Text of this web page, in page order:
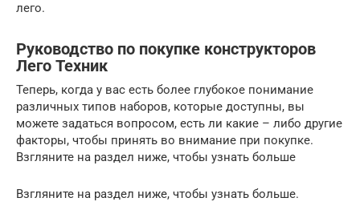
лего.
Руководство по покупке конструкторов
Лего Техник
Теперь, когда у вас есть более глубокое понимание
различных типов наборов, которые доступны, вы
можете задаться вопросом, есть ли какие – либо другие
факторы, чтобы принять во внимание при покупке.
Взгляните на раздел ниже, чтобы узнать больше
Взгляните на раздел ниже, чтобы узнать больше.